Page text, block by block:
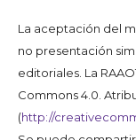
La aceptación del
no presentación
editoriales. La
Commons 4.0.
(http://